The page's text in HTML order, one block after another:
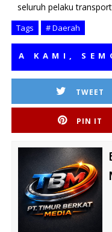
seluruh pelaku
Tags # Daerah
SEMOGA
TWEET
PIN IT